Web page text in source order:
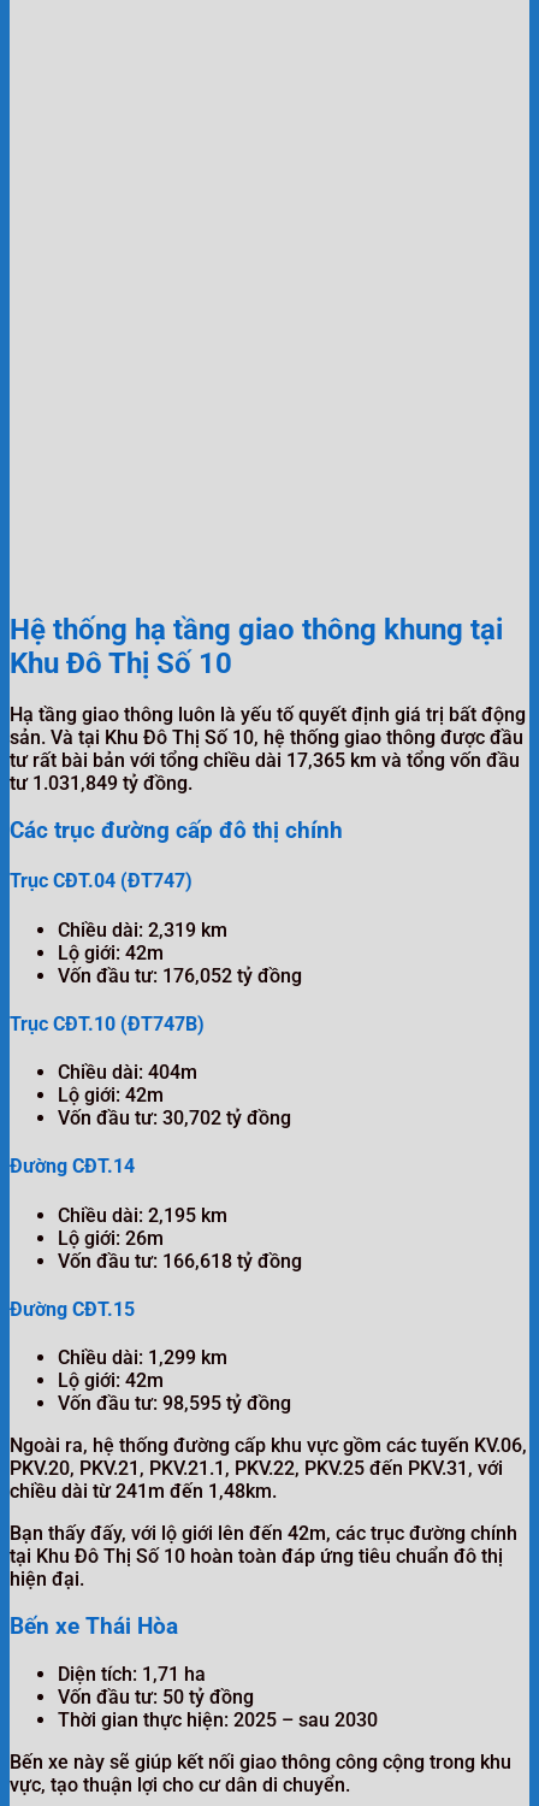
Hệ thống hạ tầng giao thông khung tại
Khu Đô Thị Số 10
Hạ tầng giao thông luôn là yếu tố quyết định giá trị bất động
sản. Và tại Khu Đô Thị Số 10, hệ thống giao thông được đầu
tư rất bài bản với tổng chiều dài 17,365 km và tổng vốn đầu
tư 1.031,849 tỷ đồng.
Các trục đường cấp đô thị chính
Trục CĐT.04 (ĐT747)
Chiều dài: 2,319 km
Lộ giới: 42m
Vốn đầu tư: 176,052 tỷ đồng
Trục CĐT.10 (ĐT747B)
Chiều dài: 404m
Lộ giới: 42m
Vốn đầu tư: 30,702 tỷ đồng
Đường CĐT.14
Chiều dài: 2,195 km
Lộ giới: 26m
Vốn đầu tư: 166,618 tỷ đồng
Đường CĐT.15
Chiều dài: 1,299 km
Lộ giới: 42m
Vốn đầu tư: 98,595 tỷ đồng
Ngoài ra, hệ thống đường cấp khu vực gồm các tuyến KV.06,
PKV.20, PKV.21, PKV.21.1, PKV.22, PKV.25 đến PKV.31, với
chiều dài từ 241m đến 1,48km.
Bạn thấy đấy, với lộ giới lên đến 42m, các trục đường chính
tại Khu Đô Thị Số 10 hoàn toàn đáp ứng tiêu chuẩn đô thị
hiện đại.
Bến xe Thái Hòa
Diện tích: 1,71 ha
Vốn đầu tư: 50 tỷ đồng
Thời gian thực hiện: 2025 – sau 2030
Bến xe này sẽ giúp kết nối giao thông công cộng trong khu
vực, tạo thuận lợi cho cư dân di chuyển.